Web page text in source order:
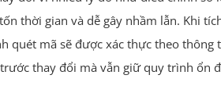
thời gian và dễ gây nhầm lẫn. Khi
quét mã sẽ được xác thực theo
thay đổi mà vẫn giữ quy trình ổn